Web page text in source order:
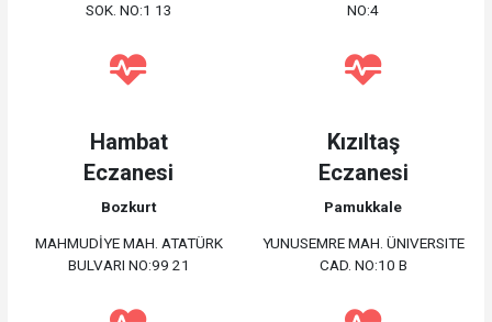
SOK. NO:1 13
NO:4
Hambat
Eczanesi
Bozkurt
MAHMUDİYE MAH. ATATÜRK
BULVARI NO:99 21
Kızıltaş
Eczanesi
Pamukkale
YUNUSEMRE MAH. ÜNIVERSITE
CAD. NO:10 B